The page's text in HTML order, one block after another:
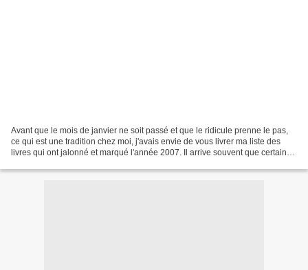
Avant que le mois de janvier ne soit passé et que le ridicule prenne le pas,
ce qui est une tradition chez moi, j'avais envie de vous livrer ma liste des
livres qui ont jalonné et marqué l'année 2007. Il arrive souvent que certains